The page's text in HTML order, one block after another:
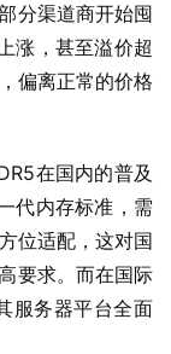
分渠道商开始囤
涨，甚至溢价超
偏离正常的价格
在国内的普及
代内存标准，需
位适配，这对国
要求。而在国际
服务器平台全面